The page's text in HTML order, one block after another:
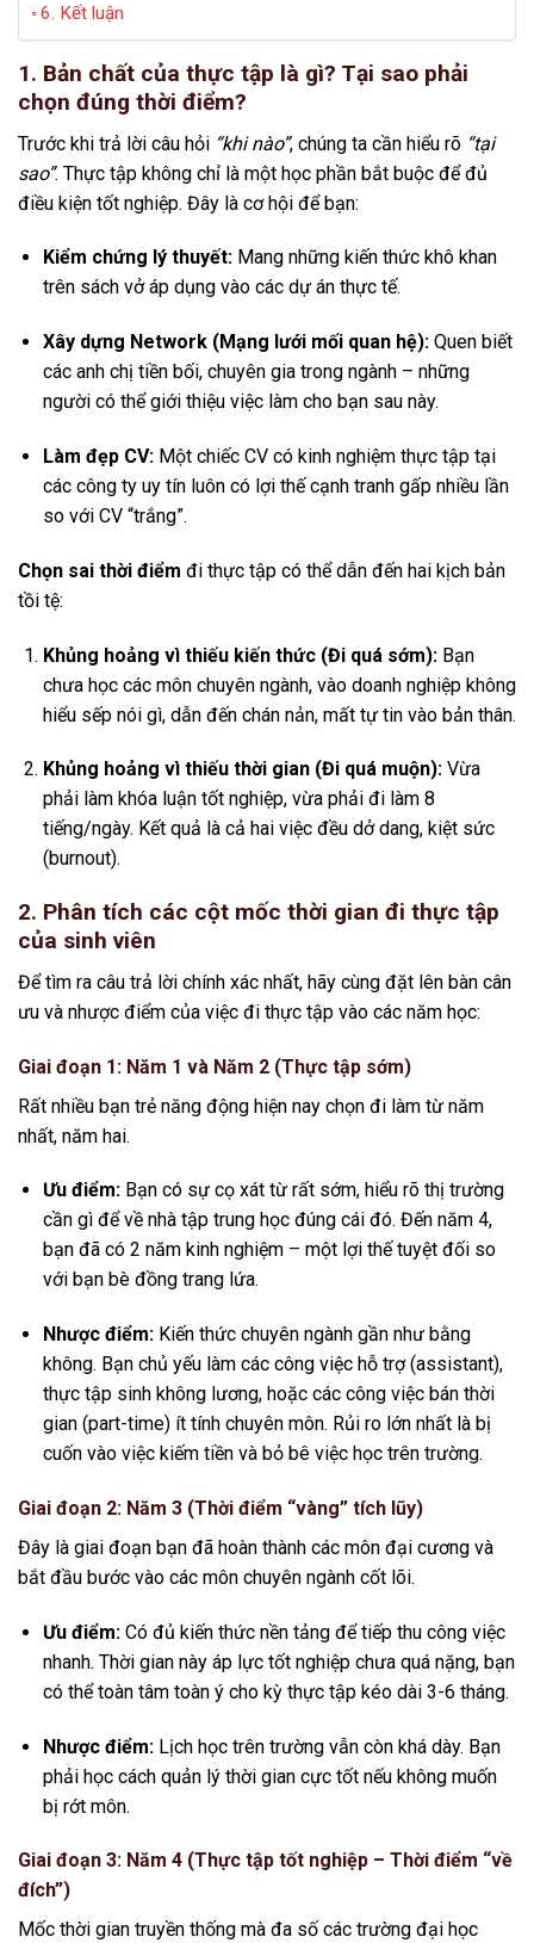
6. Kết luận
1. Bản chất của thực tập là gì? Tại sao phải
chọn đúng thời điểm?
Trước khi trả lời câu hỏi “khi nào”, chúng ta cần hiểu rõ “tại
sao”. Thực tập không chỉ là một học phần bắt buộc để đủ
điều kiện tốt nghiệp. Đây là cơ hội để bạn:
Kiểm chứng lý thuyết:Mang những kiến thức khô khan
trên sách vở áp dụng vào các dự án thực tế.
Xây dựng Network (Mạng lưới mối quan hệ):Quen biết
các anh chị tiền bối, chuyên gia trong ngành – những
người có thể giới thiệu việc làm cho bạn sau này.
Làm đẹp CV:Một chiếc CV có kinh nghiệm thực tập tại
các công ty uy tín luôn có lợi thế cạnh tranh gấp nhiều lần
so với CV “trắng”.
Chọn sai thời điểm đi thực tập có thể dẫn đến hai kịch bản
tồi tệ:
Khủng hoảng vì thiếu kiến thức (Đi quá sớm):Bạn
chưa học các môn chuyên ngành, vào doanh nghiệp không
hiểu sếp nói gì, dẫn đến chán nản, mất tự tin vào bản thân.
Khủng hoảng vì thiếu thời gian (Đi quá muộn):Vừa
phải làm khóa luận tốt nghiệp, vừa phải đi làm 8
tiếng/ngày. Kết quả là cả hai việc đều dở dang, kiệt sức
(burnout).
2. Phân tích các cột mốc thời gian đi thực tập
của sinh viên
Để tìm ra câu trả lời chính xác nhất, hãy cùng đặt lên bàn cân
ưu và nhược điểm của việc đi thực tập vào các năm học:
Giai đoạn 1: Năm 1 và Năm 2 (Thực tập sớm)
Rất nhiều bạn trẻ năng động hiện nay chọn đi làm từ năm
nhất, năm hai.
Ưu điểm:Bạn có sự cọ xát từ rất sớm, hiểu rõ thị trường
cần gì để về nhà tập trung học đúng cái đó. Đến năm 4,
bạn đã có 2 năm kinh nghiệm – một lợi thế tuyệt đối so
với bạn bè đồng trang lứa.
Nhược điểm:Kiến thức chuyên ngành gần như bằng
không. Bạn chủ yếu làm các công việc hỗ trợ (assistant),
thực tập sinh không lương, hoặc các công việc bán thời
gian (part-time) ít tính chuyên môn. Rủi ro lớn nhất là bị
cuốn vào việc kiếm tiền và bỏ bê việc học trên trường.
Giai đoạn 2: Năm 3 (Thời điểm “vàng” tích lũy)
Đây là giai đoạn bạn đã hoàn thành các môn đại cương và
bắt đầu bước vào các môn chuyên ngành cốt lõi.
Ưu điểm:Có đủ kiến thức nền tảng để tiếp thu công việc
nhanh. Thời gian này áp lực tốt nghiệp chưa quá nặng, bạn
có thể toàn tâm toàn ý cho kỳ thực tập kéo dài 3-6 tháng.
Nhược điểm:Lịch học trên trường vẫn còn khá dày. Bạn
phải học cách quản lý thời gian cực tốt nếu không muốn
bị rớt môn.
Giai đoạn 3: Năm 4 (Thực tập tốt nghiệp – Thời điểm “về
đích”)
Mốc thời gian truyền thống mà đa số các trường đại học